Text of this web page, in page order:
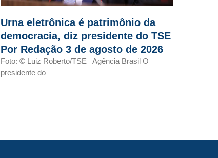
Urna eletrônica é patrimônio da
democracia, diz presidente do TSE
Por Redação 3 de agosto de 2026
Foto: © Luiz Roberto/TSE Agência Brasil O
presidente do